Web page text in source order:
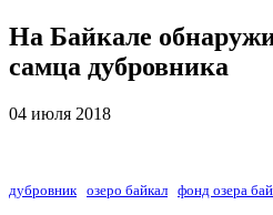
На Байкале
самца дубровника
04 июля 2018
дубровник озеро байкал фонд озера